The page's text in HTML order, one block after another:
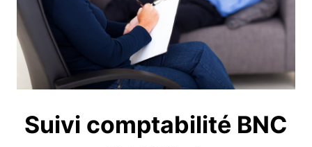
Suivi comptabilité BNC